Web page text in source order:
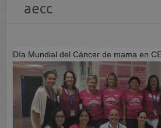
aecc
Día Mundial del Cáncer de mama en